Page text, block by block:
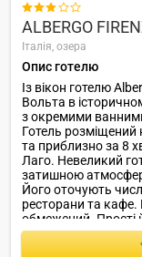

ALBERGO
Італія, озера
Опис готелю
Із вікон готелю
Вольта в
з окремими
Готель розміщений
та приблизно за 8
Лаго. Невеликий
затишною
Його оточують
ресторани та кафе.
обмежений. Прості
кондиціонером,
італійськими